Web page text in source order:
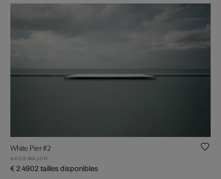
White Pier #2
AKOS MAJOR
€ 2 4902 tailles disponibles